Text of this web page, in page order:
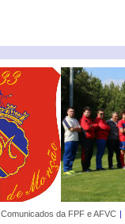
Comunicados da FPF e AFVC |